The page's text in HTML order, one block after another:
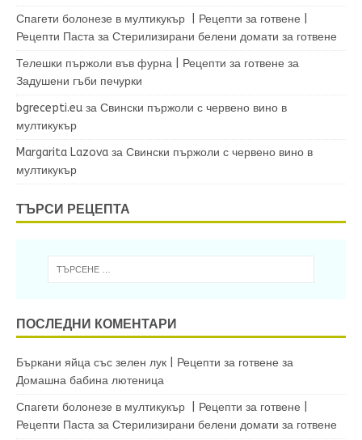
Спагети болонезе в мултикукър | Рецепти за готвене |
Рецепти Паста за Стерилизирани белени домати за готвене
Телешки пържоли във фурна | Рецепти за готвене за
Задушени гъби печурки
bgrecepti.eu за Свински пържоли с червено вино в
мултикукър
Margarita Lazova за Свински пържоли с червено вино в
мултикукър
ТЪРСИ РЕЦЕПТА
ПОСЛЕДНИ КОМЕНТАРИ
Бъркани яйца със зелен лук | Рецепти за готвене за
Домашна бабина лютеница
Спагети болонезе в мултикукър | Рецепти за готвене |
Рецепти Паста за Стерилизирани белени домати за готвене